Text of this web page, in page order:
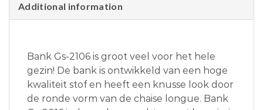
Additional information
Bank Gs-2106 is groot veel voor het hele
gezin! De bank is ontwikkeld van een hoge
kwaliteit stof en heeft een knusse look door
de ronde vorm van de chaise longue. Bank